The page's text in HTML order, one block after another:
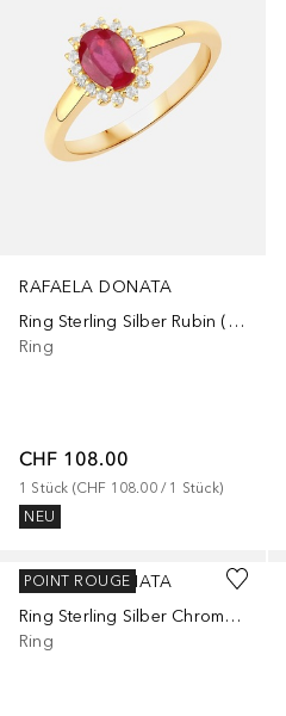
RAFAELA DONATA
Ring Sterling Silber Rubin (glasgefüllt) in Gelbgold
Ring
CHF 108.00
1 Stück (CHF 108.00 / 1 Stück)
NEU
RAFAELA DONATA
Ring Sterling Silber Chromdiopsid in Silber
Ring
POINT ROUGE